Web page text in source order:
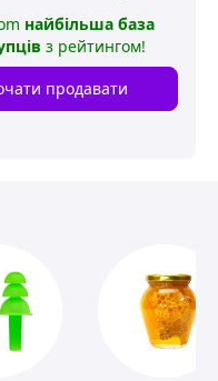
найбільша база
з рейтингом!
продавати